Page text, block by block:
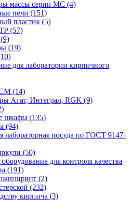
массы серии MC (4)
печи (151)
пластик (5)
(57)
(19)
для лаборатории кирпичного
(14)
Агат, Интеграл, RGK (9)
шкафы (135)
(94)
лабораторная посуда по ГОСТ 9147-
(50)
для контроля качества
(191)
(2)
(232)
кирпича (3)